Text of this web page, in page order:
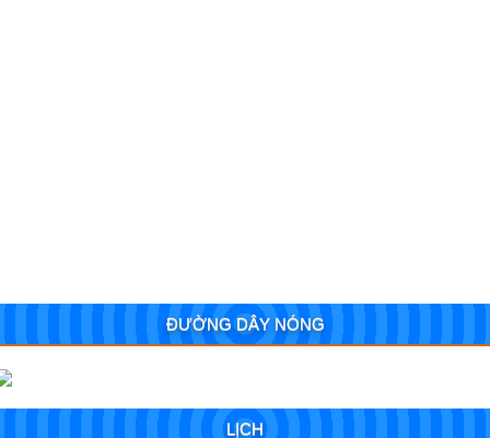
ĐƯỜNG DÂY NÓNG
LỊCH